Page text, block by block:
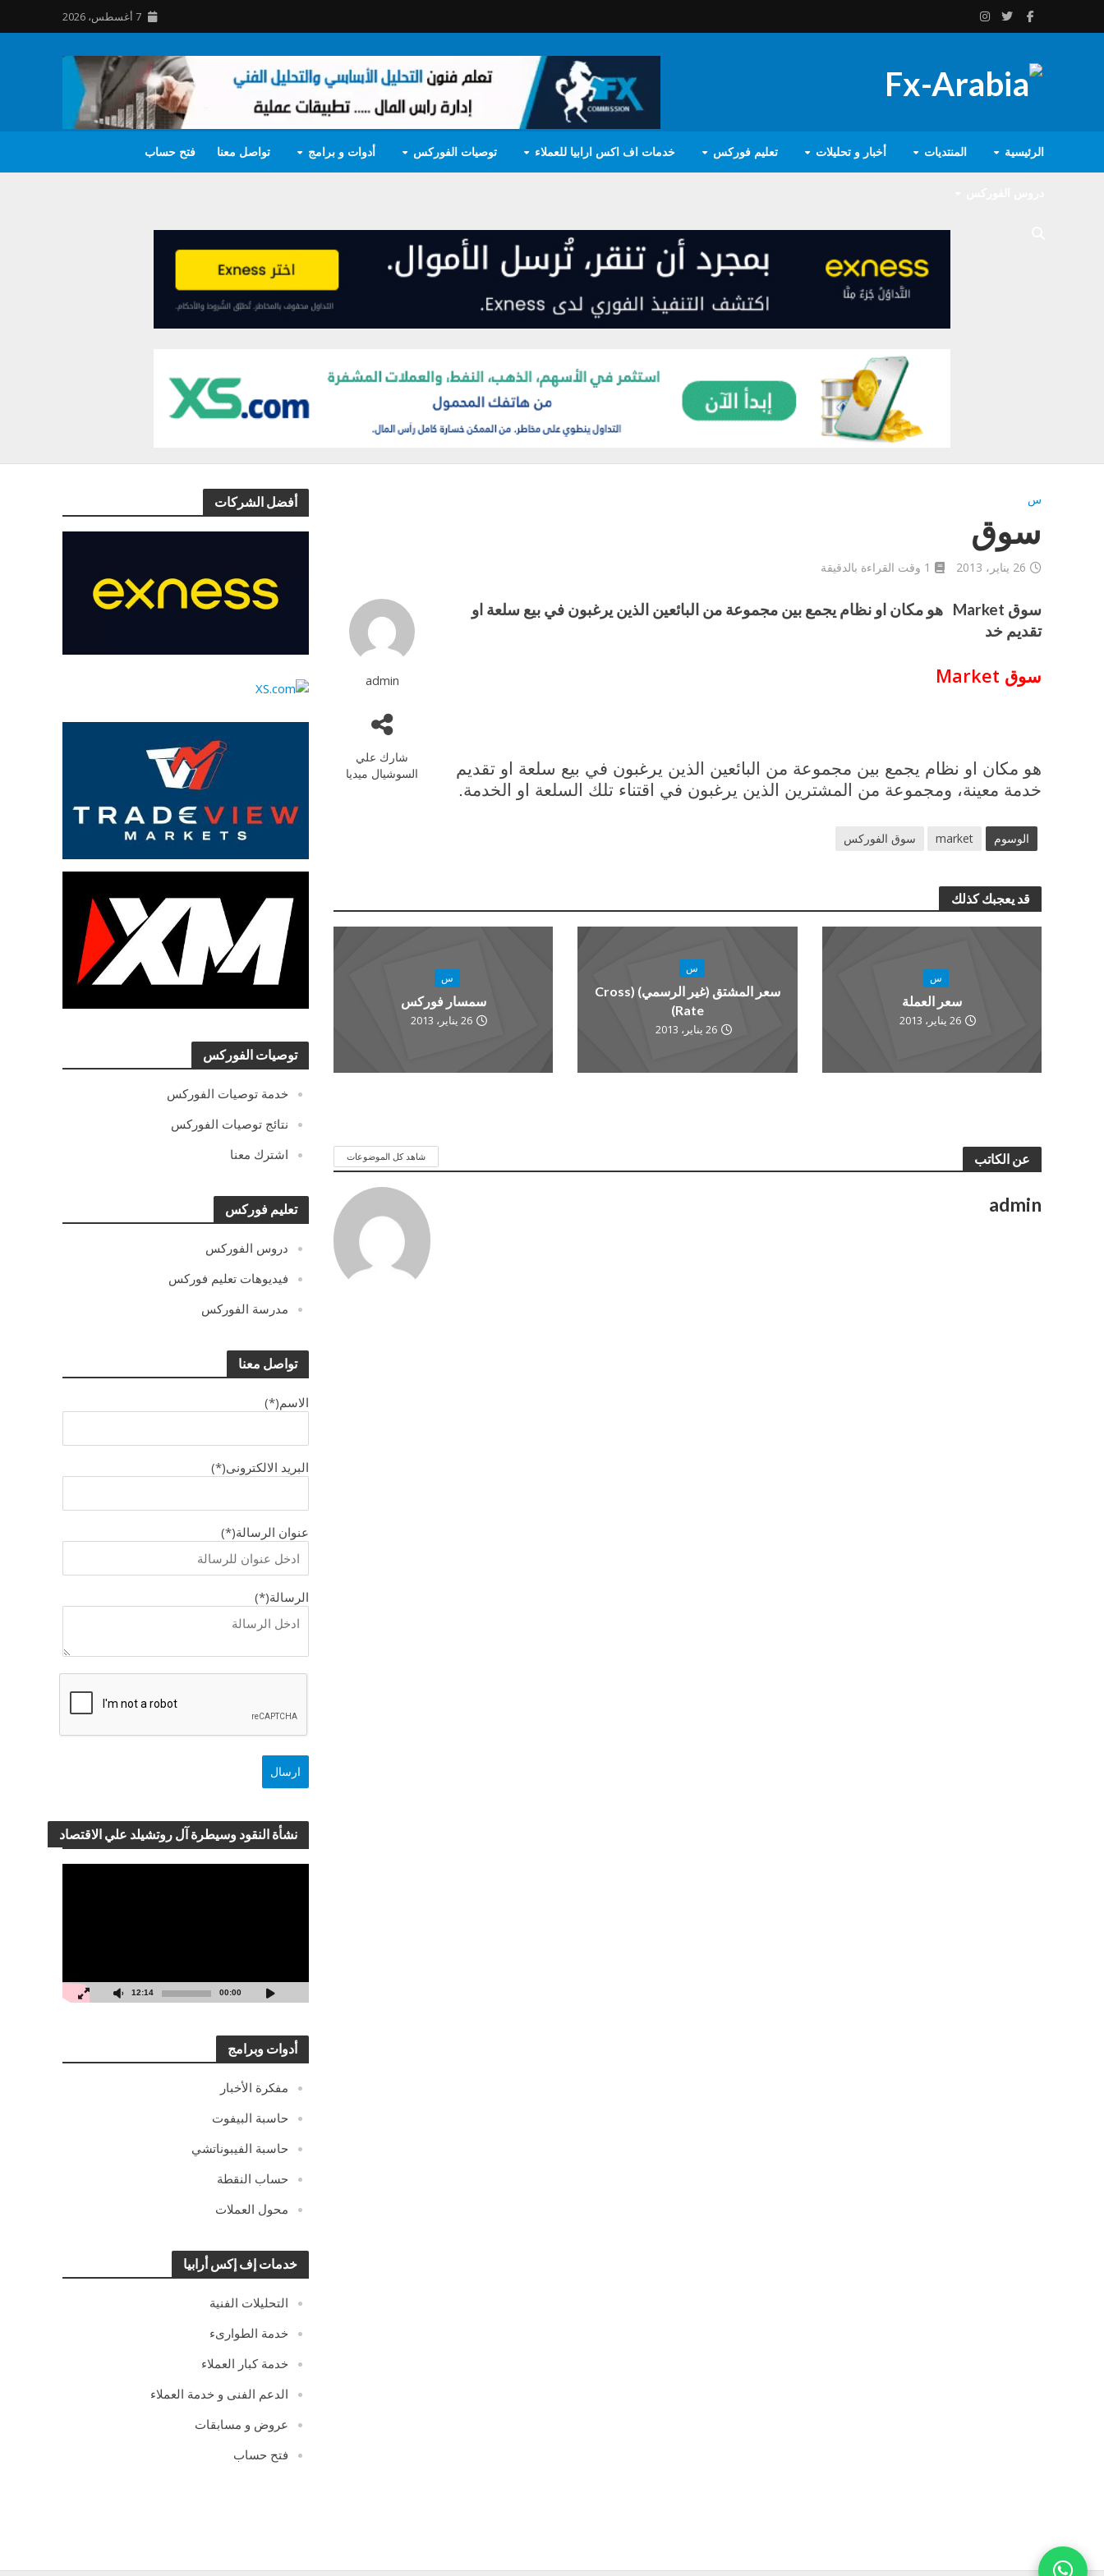
7 أغسطس، 2026
الرئيسية المنتديات أخبار و تحليلات تعليم فوركس خدمات اف اكس ارابيا للعملاء توصيات الفوركس أدوات و برامج تواصل معنا فتح حساب
أفضل الشركات
توصيات الفوركس
خدمة توصيات الفوركس
نتائج توصيات الفوركس
اشترك معنا
تعليم فوركس
دروس الفوركس
فيديوهات تعليم فوركس
مدرسة الفوركس
تواصل معنا
الاسم(*)
البريد الالكترونى(*)
عنوان الرسالة(*)
الرسالة(*)
نشأة النقود وسيطرة آل روتشيلد علي الاقتصاد
00:00
12:14
أدوات وبرامج
مفكرة الأخبار
حاسبة البيفوت
حاسبة الفيبوناتشي
حساب النقطة
محول العملات
خدمات إف إكس أرابيا
التحليلات الفنية
خدمة الطوارىء
خدمة كبار العملاء
الدعم الفنى و خدمة العملاء
عروض و مسابقات
فتح حساب
س
سوق
26 يناير، 2013 1 وقت القراءة بالدقيقة
admin
شارك علي
السوشيال ميديا
سوق Market هو مكان او نظام يجمع بين مجموعة من البائعين الذين يرغبون في بيع سلعة او
تقديم خد
سوق Market
هو مكان او نظام يجمع بين مجموعة من البائعين الذين يرغبون في بيع سلعة او تقديم
خدمة معينة، ومجموعة من المشترين الذين يرغبون في اقتناء تلك السلعة او الخدمة.
الوسوم market سوق الفوركس
قد يعجبك كذلك
س
سعر العملة
26 يناير، 2013
س
سعر المشتق (غير الرسمي) (Cross
Rate)
26 يناير، 2013
س
سمسار فوركس
26 يناير، 2013
عن الكاتب شاهد كل الموضوعات
admin